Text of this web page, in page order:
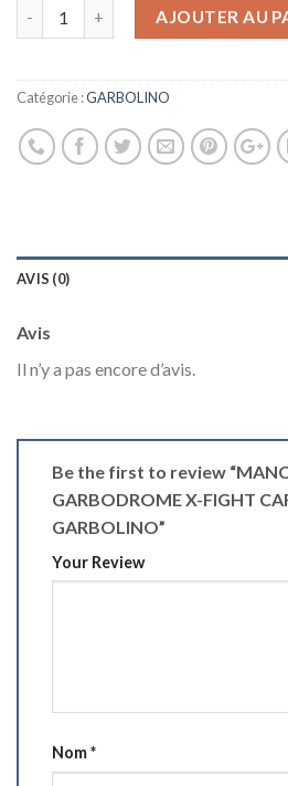
AJOUTER AU
Catégorie :GARBOLINO
AVIS (0)
Avis
Il n’y a pas encore d’avis.
Be the first to review
GARBODROME X-FIGHT
GARBOLINO”
Your Review
Nom*